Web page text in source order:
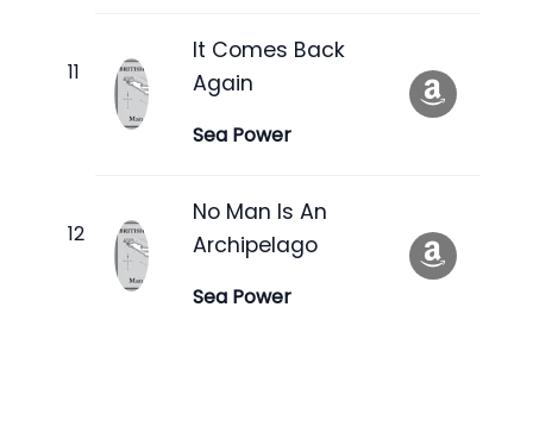
It Comes Back
Again
Sea Power
No Man Is An
Archipelago
Sea Power